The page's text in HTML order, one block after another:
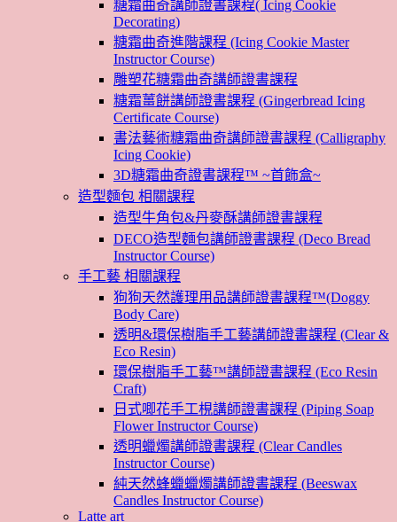
糖霜曲奇講師證書課程( Icing Cookie
Decorating)
糖霜曲奇進階課程 (Icing Cookie Master
Instructor Course)
雕塑花糖霜曲奇講師證書課程
糖霜薑餅講師證書課程 (Gingerbread Icing
Certificate Course)
書法藝術糖霜曲奇講師證書課程 (Calligraphy
Icing Cookie)
3D糖霜曲奇證書課程™ ~首飾盒~
造型麵包 相關課程
造型牛角包&丹麥酥講師證書課程
DECO造型麵包講師證書課程 (Deco Bread
Instructor Course)
手工藝 相關課程
狗狗天然護理用品講師證書課程™(Doggy
Body Care)
透明&環保樹脂手工藝講師證書課程 (Clear &
Eco Resin)
環保樹脂手工藝™講師證書課程 (Eco Resin
Craft)
日式唧花手工梘講師證書課程 (Piping Soap
Flower Instructor Course)
透明蠟燭講師證書課程 (Clear Candles
Instructor Course)
純天然蜂蠟蠟燭講師證書課程 (Beeswax
Candles Instructor Course)
Latte art